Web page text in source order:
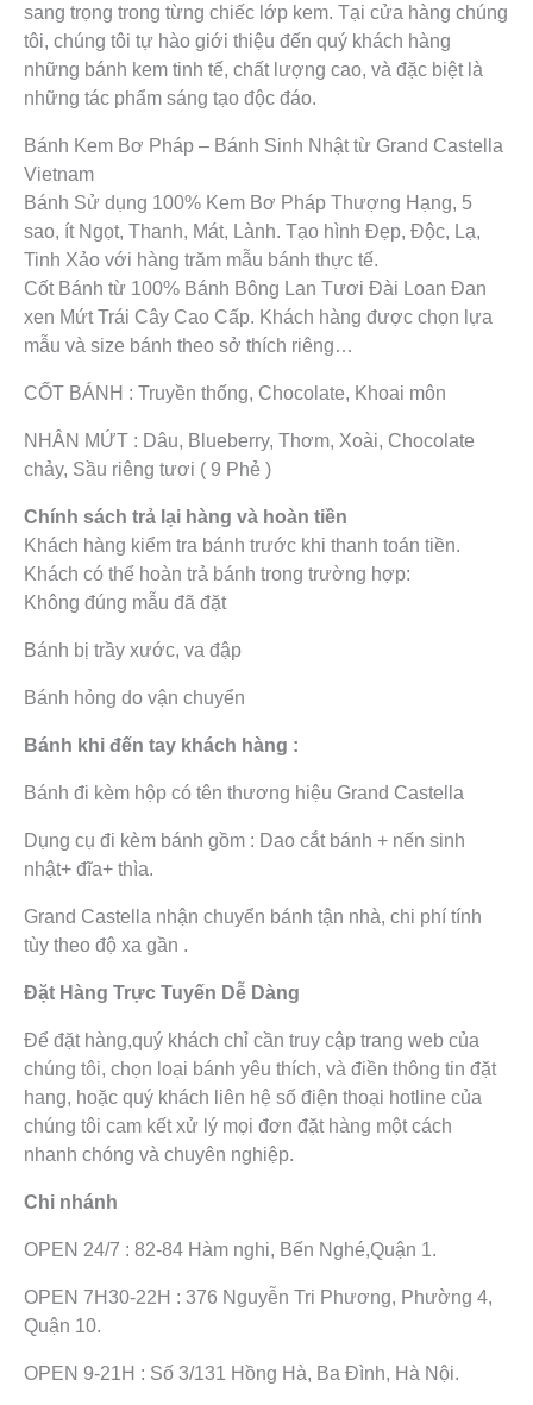
sang trọng trong từng chiếc lớp kem. Tại cửa hàng chúng
tôi, chúng tôi tự hào giới thiệu đến quý khách hàng
những bánh kem tinh tế, chất lượng cao, và đặc biệt là
những tác phẩm sáng tạo độc đáo.
Bánh Kem Bơ Pháp – Bánh Sinh Nhật từ Grand Castella
Vietnam
Bánh Sử dụng 100% Kem Bơ Pháp Thượng Hạng, 5
sao, ít Ngọt, Thanh, Mát, Lành. Tạo hình Đẹp, Độc, Lạ,
Tinh Xảo với hàng trăm mẫu bánh thực tế.
Cốt Bánh từ 100% Bánh Bông Lan Tươi Đài Loan Đan
xen Mứt Trái Cây Cao Cấp. Khách hàng được chọn lựa
mẫu và size bánh theo sở thích riêng…
CỐT BÁNH : Truyền thống, Chocolate, Khoai môn
NHÂN MỨT : Dâu, Blueberry, Thơm, Xoài, Chocolate
chảy, Sầu riêng tươi ( 9 Phẻ )
Chính sách trả lại hàng và hoàn tiền
Khách hàng kiểm tra bánh trước khi thanh toán tiền.
Khách có thể hoàn trả bánh trong trường hợp:
Không đúng mẫu đã đặt
Bánh bị trầy xước, va đập
Bánh hỏng do vận chuyển
Bánh khi đến tay khách hàng :
Bánh đi kèm hộp có tên thương hiệu Grand Castella
Dụng cụ đi kèm bánh gồm : Dao cắt bánh + nến sinh
nhật+ đĩa+ thìa.
Grand Castella nhận chuyển bánh tận nhà, chi phí tính
tùy theo độ xa gần .
Đặt Hàng Trực Tuyến Dễ Dàng
Để đặt hàng,quý khách chỉ cần truy cập trang web của
chúng tôi, chọn loại bánh yêu thích, và điền thông tin đặt
hang, hoặc quý khách liên hệ số điện thoại hotline của
chúng tôi cam kết xử lý mọi đơn đặt hàng một cách
nhanh chóng và chuyên nghiệp.
Chi nhánh
OPEN 24/7 : 82-84 Hàm nghi, Bến Nghé,Quận 1.
OPEN 7H30-22H : 376 Nguyễn Tri Phương, Phường 4,
Quận 10.
OPEN 9-21H : Số 3/131 Hồng Hà, Ba Đình, Hà Nội.